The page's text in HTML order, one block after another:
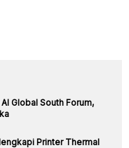
Global South Forum,
Printer Thermal